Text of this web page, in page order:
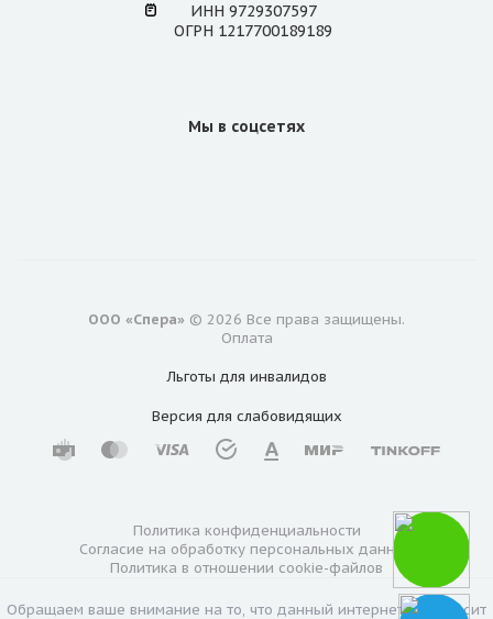
ИНН 9729307597
ОГРН 1217700189189
Мы в соцсетях
ООО «Спера» © 2026 Все права защищены.
Оплата
Льготы для инвалидов
Версия для слабовидящих
Политика конфиденциальности
Согласие на обработку персональных данных
Политика в отношении cookie-файлов
Обращаем ваше внимание на то, что данный интернет-сайт носит